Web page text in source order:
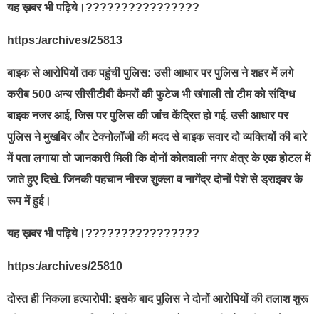
यह ख़बर भी पढ़िये।????????????????
https:/archives/25813
बाइक से आरोपियों तक पहुंची पुलिस: उसी आधार पर पुलिस ने शहर में लगे
करीब 500 अन्य सीसीटीवी कैमरों की फुटेज भी खंगाली तो टीम को संदिग्ध
बाइक नजर आई, जिस पर पुलिस की जांच केंद्रित हो गई. उसी आधार पर
पुलिस ने मुखबिर और टेक्नोलॉजी की मदद से बाइक सवार दो व्यक्तियों की बारे
में पता लगाया तो जानकारी मिली कि दोनों कोतवाली नगर क्षेत्र के एक होटल में
जाते हुए दिखे. जिनकी पहचान नीरज शुक्ला व नागेंद्र दोनों पेशे से ड्राइवर के
रूप में हुई।
यह ख़बर भी पढ़िये।????????????????
https:/archives/25810
दोस्त ही निकला हत्यारोपी: इसके बाद पुलिस ने दोनों आरोपियों की तलाश शुरू